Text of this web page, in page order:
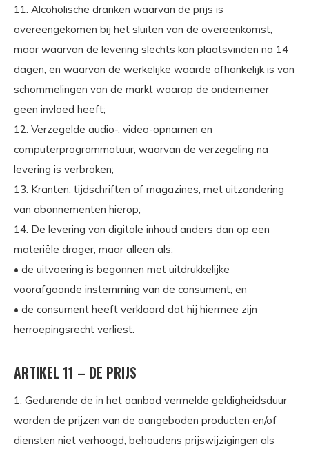
11. Alcoholische dranken waarvan de prijs is
overeengekomen bij het sluiten van de overeenkomst,
maar waarvan de levering slechts kan plaatsvinden na 14
dagen, en waarvan de werkelijke waarde afhankelijk is van
schommelingen van de markt waarop de ondernemer
geen invloed heeft;
12. Verzegelde audio-, video-opnamen en
computerprogrammatuur, waarvan de verzegeling na
levering is verbroken;
13. Kranten, tijdschriften of magazines, met uitzondering
van abonnementen hierop;
14. De levering van digitale inhoud anders dan op een
materiële drager, maar alleen als:
• de uitvoering is begonnen met uitdrukkelijke
voorafgaande instemming van de consument; en
• de consument heeft verklaard dat hij hiermee zijn
herroepingsrecht verliest.
ARTIKEL 11 – DE PRIJS
1. Gedurende de in het aanbod vermelde geldigheidsduur
worden de prijzen van de aangeboden producten en/of
diensten niet verhoogd, behoudens prijswijzigingen als